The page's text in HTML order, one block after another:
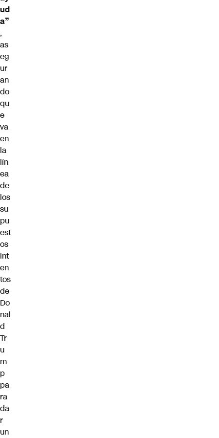
ud
a”
,
as
eg
ur
an
do
qu
e
va
en
la
lín
ea
de
los
su
pu
est
os
int
en
tos
de
Do
nal
d
Tr
u
m
p
pa
ra
da
r
un